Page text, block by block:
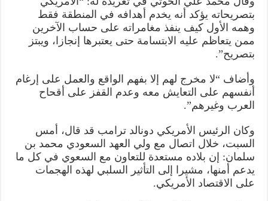
بتصريحاته يؤكد أنه يخدم أهدافه في المنطقة فقط
وهمه الأول كيف ينفذ مغامراته على حساب الآخرين
ممن يتعاظم عليه الابتسامة حتى يعتبرها إنجازا، ويبتز
بتصريح”.
وأضاف “لا مخرج لهم إلا بفهم الواقع والعمل على إرغام
أنفسهم على التعايش معه وعدم القفز على أقحاح
العرب وغيرهم”.
وكان الرئيس الأمريكي دونالد ترامب قد قال، أمس
السبت، خلال اتصال مع ولي العهد السعودي محمد بن
سلمان: إن بلاده مستعدة للتعاون مع السعوي في كل ما
يدعم أمنها، مشيرا إلى التأثير السلبي لهذه الهجمات
على الاقتصاد الأمريكي.